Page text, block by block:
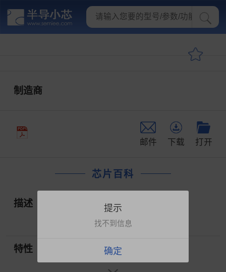
制造商
邮件 下载 打开
芯片百科
描述
特性
提示
找不到信息
确定